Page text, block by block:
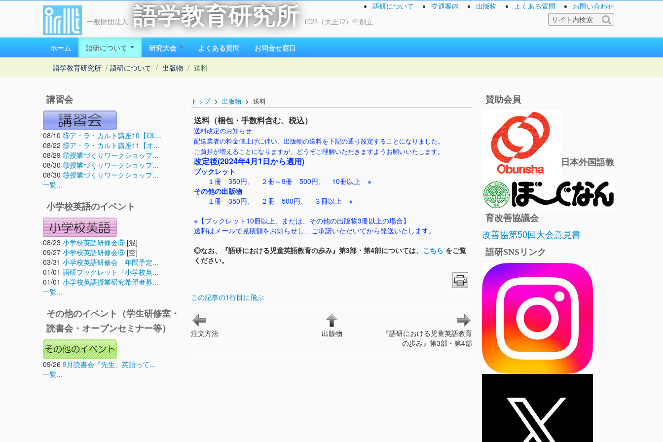
一般財団法人 語学教育研究所 1923（大正12）年創立
語研について 交通案内 出版物 よくある質問 お問い合わせ
ホーム 語研について 研究大会 よくある質問 お問合せ窓口
語学教育研究所 / 語研について / 出版物 / 送料
講習会
08/10 ⑮ア・ラ・カルト講座10【OL...
08/22 ⑯ア・ラ・カルト講座11【オ...
08/29 ⑰授業づくりワークショップ...
08/30 ⑱授業づくりワークショップ...
08/30 ⑲授業づくりワークショップ...
一覧...
小学校英語のイベント
08/23 小学校英語研修会⑤ [混]
09/27 小学校英語研修会⑥ [空]
03/31 小学校英語研修会 年間予定...
01/01 語研ブックレット『小学校英...
01/01 小学校英語授業研究希望者募...
一覧...
その他のイベント（学生研修室・
読書会・オープンセミナー等）
09/26 9月読書会『先生、英語って...
一覧...
トップ> 出版物 > 送料
送料（梱包・手数料含む、税込）
送料改定のお知らせ
配送業者の料金値上げに伴い、出版物の送料を下記の通り改定することになりました。
ご負担が増えることになりますが、どうぞご理解いただきますようお願いいたします。
改定後(2024年4月1日から適用)
ブックレット
１冊 350円、 ２冊～9冊 500円、 10冊以上 ※
その他の出版物
１冊 350円、 ２冊 500円、 ３冊以上 ※
※【ブックレット10冊以上、または、その他の出版物3冊以上の場合】
送料はメールで見積額をお知らせし、ご承諾いただいてから発送いたします。
◎なお、『語研における児童英語教育の歩み』第3部・第4部については、 こちら をご覧
ください。
この記事の1行目に飛ぶ
注文方法 出版物
『語研における児童英語教育
の歩み』第3部・第4部
賛助会員
日本外国語教
育改善協議会
改善協第50回大会意見書
語研SNSリンク